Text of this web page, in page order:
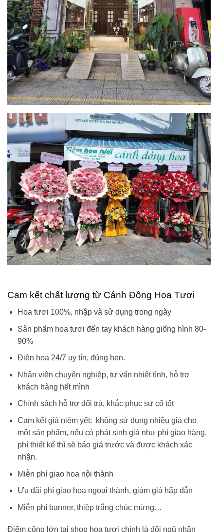
Cam kết chất lượng từ Cánh Đồng Hoa Tươi
Hoa tươi 100%, nhập và sử dụng trong ngày
Sản phẩm hoa tươi đến tay khách hàng giống hình 80-
90%
Điện hoa 24/7 uy tín, đúng hẹn.
Nhân viên chuyên nghiệp, tư vấn nhiệt tình, hỗ trợ
khách hàng hết mình
Chính sách hỗ trợ đổi trả, khắc phục sự cố tốt
Cam kết giá niêm yết: không sử dụng nhiều giá cho
một sản phẩm, nếu có phát sinh giá như phí giao hàng,
phí thiết kế thì sẽ báo giá trước và được khách xác
nhận.
Miễn phí giao hoa nội thành
Ưu đãi phí giao hoa ngoại thành, giảm giá hấp dẫn
Miễn phí banner, thiệp trắng chúc mừng…
Điểm cộng lớn tại shop hoa tươi chính là đội ngũ nhân